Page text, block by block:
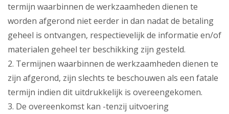
termijn waarbinnen de werkzaamheden dienen te
worden afgerond niet eerder in dan nadat de betaling
geheel is ontvangen, respectievelijk de informatie en/of
materialen geheel ter beschikking zijn gesteld.
2. Termijnen waarbinnen de werkzaamheden dienen te
zijn afgerond, zijn slechts te beschouwen als een fatale
termijn indien dit uitdrukkelijk is overeengekomen.
3. De overeenkomst kan -tenzij uitvoering